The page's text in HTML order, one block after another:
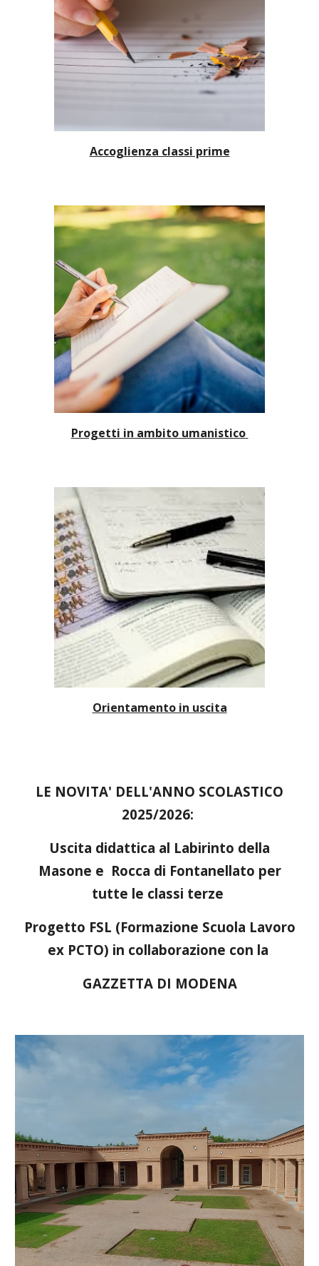
Accoglienza classi prime
Progetti in ambito umanistico
Orientamento in uscita
LE NOVITA' DELL'ANNO SCOLASTICO
2025/2026:
Uscita didattica al Labirinto della
Masone e Rocca di Fontanellato per
tutte le classi terze
Progetto FSL (Formazione Scuola Lavoro
ex PCTO) in collaborazione con la
GAZZETTA DI MODENA